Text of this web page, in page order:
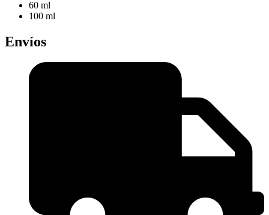
60 ml
100 ml
Envíos